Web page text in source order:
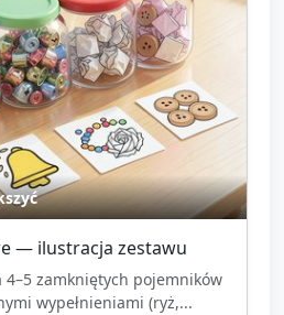
— ilustracja zestawu
zamkniętych pojemników
wypełnieniami (ryż,...